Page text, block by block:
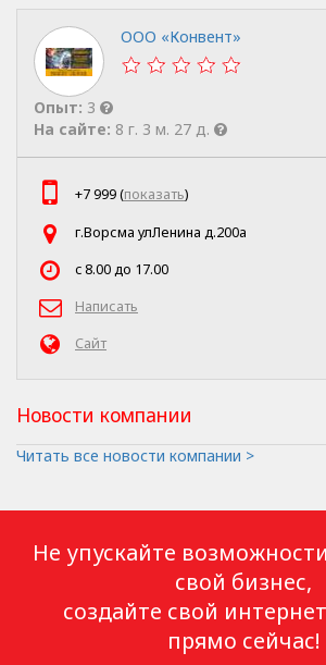
ООО «Конвент»
Опыт: 3
На сайте: 8 г. 3 м. 27 д.
+7 999 (показать)
г.Ворсма улЛенина д.200а
c 8.00 до 17.00
Написать
Сайт
Новости компании
Читать все новости компании >
Не упускайте
свой бизнес,
создайте свой
прямо сейчас!